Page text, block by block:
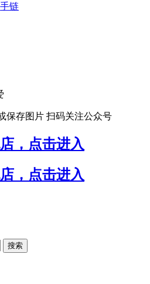
手链
保存图片 扫码关注公众号
，点击进入
，点击进入
搜索